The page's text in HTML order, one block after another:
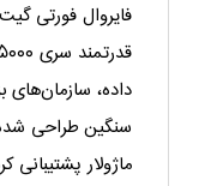
داده، سازمان‌های
سنگین طراحی
ماژولار پشتیبانی